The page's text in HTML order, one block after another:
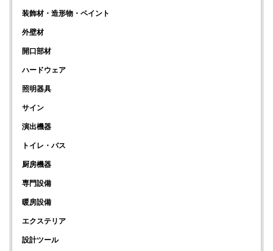
装飾材・造形物・ペイント
外壁材
開口部材
ハードウェア
照明器具
サイン
演出機器
トイレ・バス
厨房機器
専門設備
暖房設備
エクステリア
設計ツール